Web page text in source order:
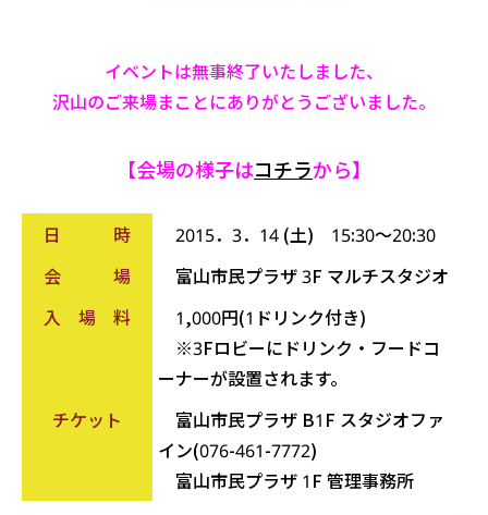
イベントは無事終了いたしました、
沢山のご来場まことにありがとうございました。
【会場の様子はコチラから】
日 時
2015．3．14 (土) 15:30～20:30
会 場
富山市民プラザ 3F マルチスタジオ
入 場 料
1,000円(1ドリンク付き)
※3Fロビーにドリンク・フードコ
ーナーが設置されます。
チケット
富山市民プラザ B1F スタジオファ
イン(076-461-7772)
富山市民プラザ 1F 管理事務所